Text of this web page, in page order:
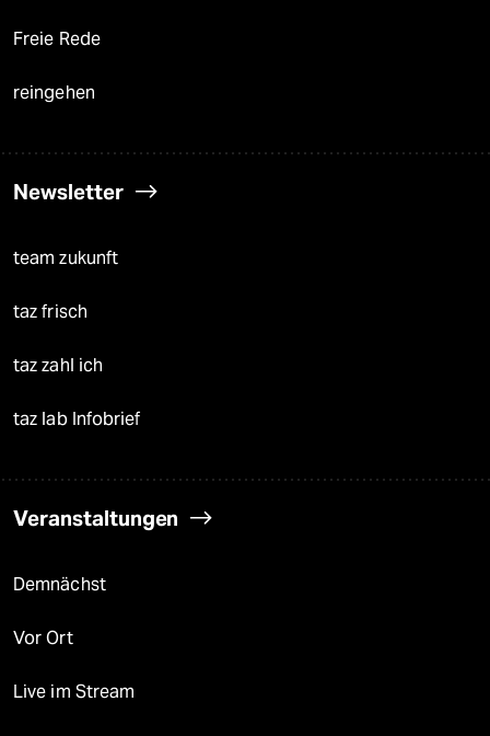
Freie Rede
reingehen
Newsletter
team zukunft
taz frisch
taz zahl ich
taz lab Infobrief
Veranstaltungen
Demnächst
Vor Ort
Live im Stream